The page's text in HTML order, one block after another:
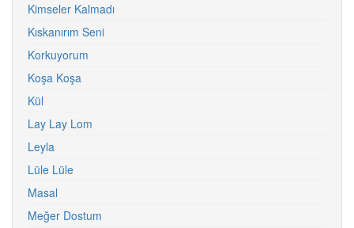
Kimseler Kalmadı
Kıskanırım Seni
Korkuyorum
Koşa Koşa
Kül
Lay Lay Lom
Leyla
Lüle Lüle
Masal
Meğer Dostum